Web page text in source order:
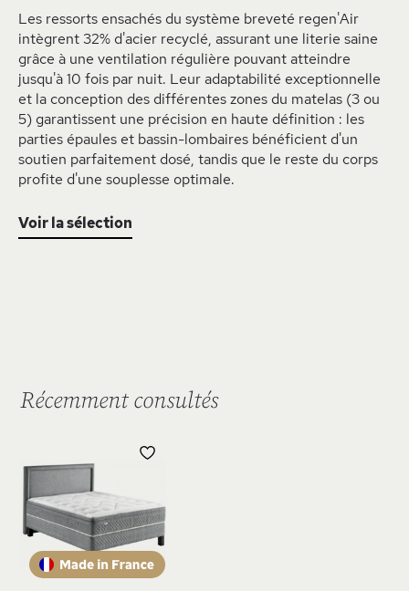
Les ressorts ensachés du système breveté regen'Air
intègrent 32% d'acier recyclé, assurant une literie saine
grâce à une ventilation régulière pouvant atteindre
jusqu'à 10 fois par nuit. Leur adaptabilité exceptionnelle
et la conception des différentes zones du matelas (3 ou
5) garantissent une précision en haute définition : les
parties épaules et bassin-lombaires bénéficient d'un
soutien parfaitement dosé, tandis que le reste du corps
profite d'une souplesse optimale.
Voir la sélection
Récemment consultés
LISTE
D’ENVIE